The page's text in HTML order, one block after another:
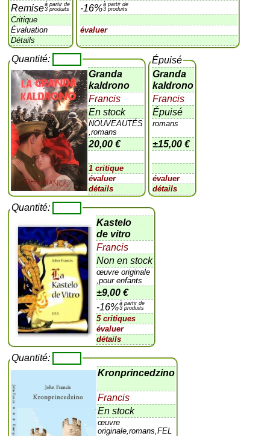
Remiseà partir de
3 produits
Critique
Évaluation
Détails
-16%à partir de
3 produits
évaluer
Quantité:
Granda
kaldrono
Francis
En stock
NOUVEAUTÉS
,romans
20,00 €
1 critique
évaluer
détails
Épuisé
Granda
kaldrono
Francis
Épuisé
romans
±15,00 €
évaluer
détails
Quantité:
Kastelo
de vitro
Francis
Non en stock
œuvre originale
,pour enfants
±9,00 €
-16%à partir de
3 produits
5 critiques
évaluer
détails
Quantité:
Kronprincedzino
Francis
En stock
œuvre
originale,romans,FEL